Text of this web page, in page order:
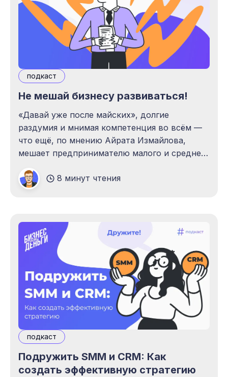
подкаст
Не мешай бизнесу развиваться!
«Давай уже после майских», долгие
раздумия и мнимая компетенция во всём —
что ещё, по мнению Айрата Измайлова,
мешает предпринимателю малого и среднего
8 минут чтения
подкаст
Подружить SMM и CRM: Как
создать эффективную стратегию